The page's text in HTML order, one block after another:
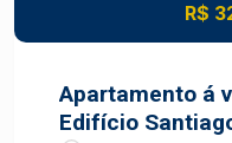
R$
Apartamento á
Edifício